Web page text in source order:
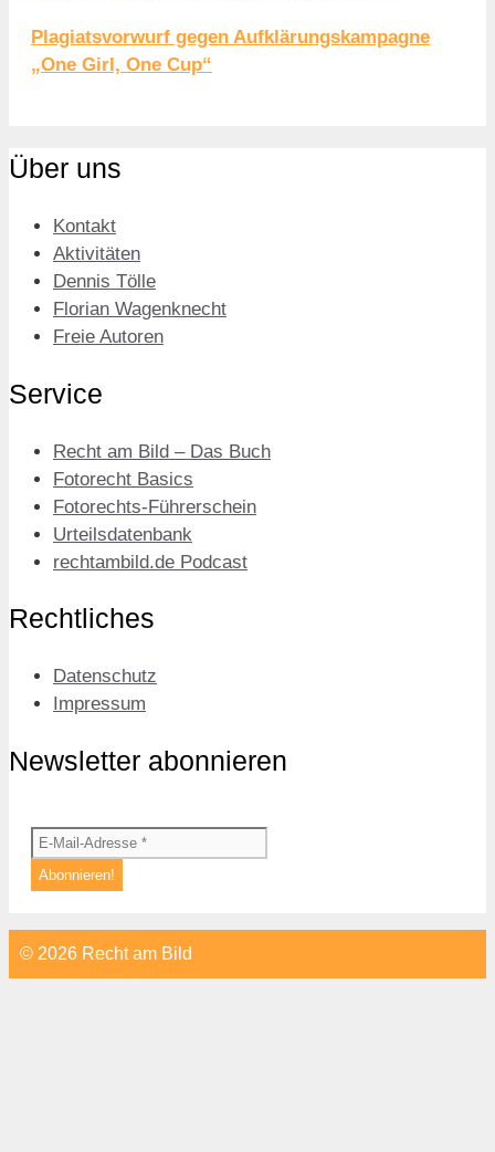
Plagiatsvorwurf gegen Aufklärungskampagne
„One Girl, One Cup“
Über uns
Kontakt
Aktivitäten
Dennis Tölle
Florian Wagenknecht
Freie Autoren
Service
Recht am Bild – Das Buch
Fotorecht Basics
Fotorechts-Führerschein
Urteilsdatenbank
rechtambild.de Podcast
Rechtliches
Datenschutz
Impressum
Newsletter abonnieren
© 2026 Recht am Bild